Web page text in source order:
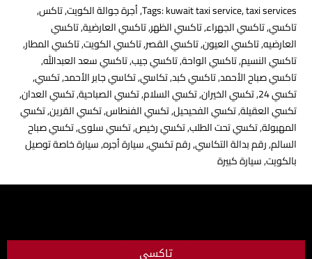
Tags:kuwait taxi service,taxi services
,أجرة جوالة الكويت,تاكس,
تاكسي,تاكسي الجهراء,تاكسي الظهر,تاكسي العارضية,تاكسي
العارضيه,تاكسي العيون,تاكسي القصر,تاكسي الكويت,تاكسي المطار,
تاكسي النسيم,تاكسي الواحة,تاكسي جيب,تاكسي سعد العبدالله,
تاكسي صباح الأحمد,تاكسي كبد,تكاسي,تكاسي جابر الأحمد,تكسي,
تكسي 24
,تكسي الخيران,تكسي السلام,تكسي الصباحية,تكسي العدان,
تكسي العقيلة,تكسي الفحيحيل,تكسي الفنطاس,تكسي القرين,تكسي
المهبولة,تكسي تحت الطلب,تكسي رخيص,تكسي سلوى,تكسي صباح
السالم,رقم بدالة التكاسي,رقم تكسي,سيارة أجره,سيارة خاصة توصيل
بالكويت,سيارة كبيرة
تاكسي